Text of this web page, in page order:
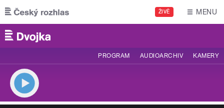
Přejít k hlavnímu obsahu
ŽIVĚ MENU
PROGRAM AUDIOARCHIV KAMERY